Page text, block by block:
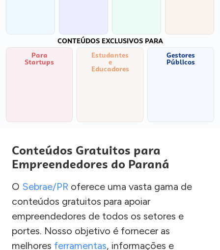
CONTEÚDOS EXCLUSIVOS PARA
Para
Startups
Estudantes
e
Educadores
Gestores
Públicos
Conteúdos Gratuitos para
Empreendedores do Paraná
O Sebrae/PR oferece uma vasta gama de
conteúdos gratuitos para apoiar
empreendedores de todos os setores e
portes. Nosso objetivo é fornecer as
melhores ferramentas, informações e